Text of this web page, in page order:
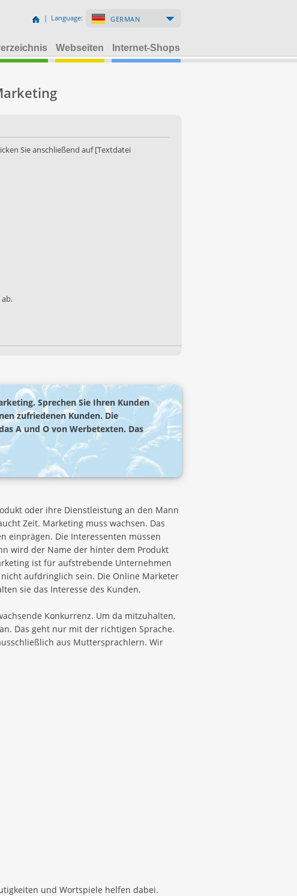
| Language: GERMAN
Webseiten Internet-Shops
Sie anschließend auf [Textdatei
Sprechen Sie Ihren Kunden
zufriedenen Kunden. Die
A und O von Werbetexten. Das
oder ihre Dienstleistung an den Mann
Zeit. Marketing muss wachsen. Das
einprägen. Die Interessenten müssen
wird der Name der hinter dem Produkt
ist für aufstrebende Unternehmen
aufdringlich sein. Die Online Marketer
sie das Interesse des Kunden.
Konkurrenz. Um da mitzuhalten,
Das geht nur mit der richtigen Sprache.
aus Muttersprachlern. Wir
und Wortspiele helfen dabei.